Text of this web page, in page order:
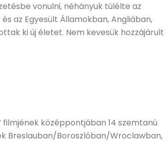
vonulni, néhányuk túlélte az
az Egyesült Államokban, Angliában,
ki új életet. Nem kevesük hozzájárult
filmjének középpontjában 14 szemtanú
Breslauban/Boroszlóban/Wroclawban,